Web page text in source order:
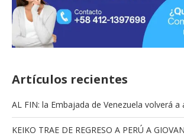
Artículos recientes
AL FIN: la Embajada de Venezuela volverá a
KEIKO TRAE DE REGRESO A PERÚ A